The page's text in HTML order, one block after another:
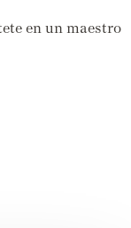
en un maestro